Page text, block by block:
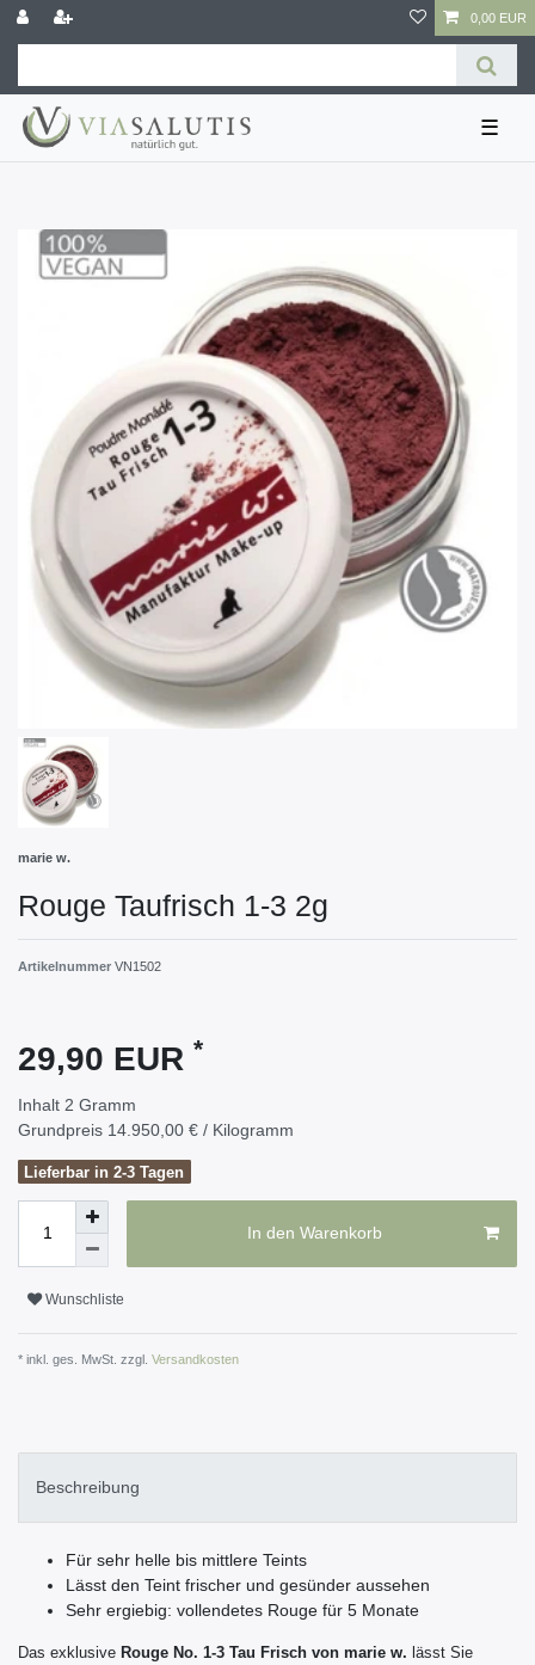
0,00 EUR
☰
marie w.
Rouge Taufrisch 1-3 2g
Artikelnummer VN1502
29,90 EUR *
Inhalt 2 Gramm
Grundpreis 14.950,00 € / Kilogramm
Lieferbar in 2-3 Tagen
In den Warenkorb
Wunschliste
* inkl. ges. MwSt. zzgl. Versandkosten
Beschreibung
Für sehr helle bis mittlere Teints
Lässt den Teint frischer und gesünder aussehen
Sehr ergiebig: vollendetes Rouge für 5 Monate
Das exklusive Rouge No. 1-3 Tau Frisch von marie w. lässt Sie